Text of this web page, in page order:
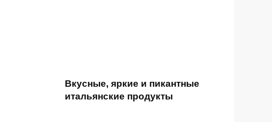
Вкусные, яркие и пикантные
итальянские продукты